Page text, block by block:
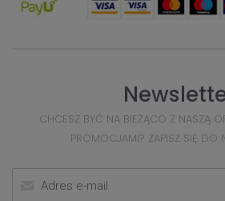
CHCESZ BYĆ NA BIEŻĄCO Z NASZĄ
PROMOCJAMI? ZAPISZ SIĘ DO